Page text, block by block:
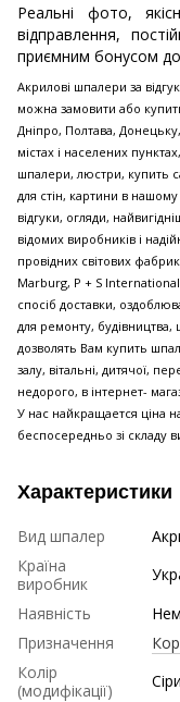
Реальні фото,
відправлення,
приємним бонусом
Акрилові шпалери за
можна замовити або
Дніпро, Полтава,
містах і населених
шпалери, люстри, купить
для стін, картини в
відгуки, огляди,
відомих виробників і
провідних світових
Marburg, P + S
спосіб доставки,
для ремонту, будівництва,
дозволять Вам купить
залу, вітальні, дитячої,
недорого, в інтернет-
У нас найкращается ціна
беспосередньо зі складу
Характеристики
Вид шпалер
Країна
виробник
Наявність
Призначення
Колір
(модифікації)